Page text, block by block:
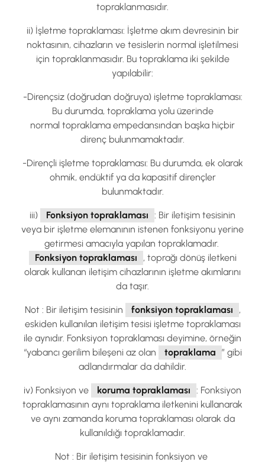
topraklanmasıdır.
ii) İşletme topraklaması: İşletme akım devresinin bir
noktasının, cihazların ve tesislerin normal işletilmesi
için topraklanmasıdır. Bu topraklama iki şekilde
yapılabilir:
-Dirençsiz (doğrudan doğruya) işletme topraklaması:
Bu durumda, topraklama yolu üzerinde
normal topraklama empedansından başka hiçbir
direnç bulunmamaktadır.
-Dirençli işletme topraklaması: Bu durumda, ek olarak
ohmik, endüktif ya da kapasitif dirençler
bulunmaktadır.
iii) Fonksiyon topraklaması : Bir iletişim tesisinin
veya bir işletme elemanının istenen fonksiyonu yerine
getirmesi amacıyla yapılan topraklamadır.
Fonksiyon topraklaması
, toprağı dönüş iletkeni
olarak kullanan iletişim cihazlarının işletme akımlarını
da taşır.
Not : Bir iletişim tesisinin fonksiyon topraklaması
,
eskiden kullanılan iletişim tesisi işletme topraklaması
ile aynıdır. Fonksiyon topraklaması deyimine, örneğin
“yabancı gerilim bileşeni az olan
topraklama ” gibi
adlandırmalar da dahildir.
iv) Fonksiyon ve koruma topraklaması : Fonksiyon
topraklamasının aynı topraklama iletkenini kullanarak
ve aynı zamanda koruma topraklaması olarak da
kullanıldığı topraklamadır.
Not : Bir iletişim tesisinin fonksiyon ve